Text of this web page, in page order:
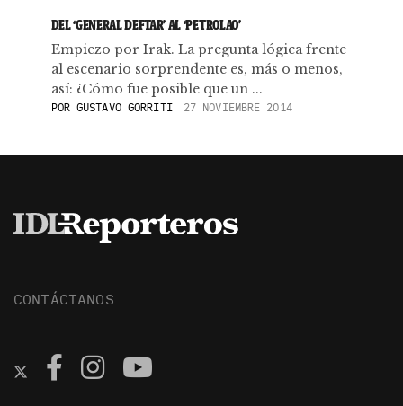
DEL ‘GENERAL DEFTAR’ AL ‘PETROLAO’
Empiezo por Irak. La pregunta lógica frente
al escenario sorprendente es, más o menos,
así: ¿Cómo fue posible que un ...
POR GUSTAVO GORRITI 27 NOVIEMBRE 2014
CONTÁCTANOS